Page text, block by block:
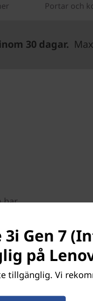
Portar och
30 dagar.
har
som
Gen 7
på
tillgänglig. Vi